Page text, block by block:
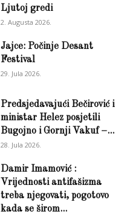
Ljutoj gredi
2. Augusta 2026.
Jajce: Počinje Desant
Festival
29. Jula 2026.
Predsjedavajući Bečirović i
ministar Helez posjetili
Bugojno i Gornji Vakuf –...
28. Jula 2026.
Damir Imamović :
Vrijednosti antifašizma
treba njegovati, pogotovo
kada se širom...